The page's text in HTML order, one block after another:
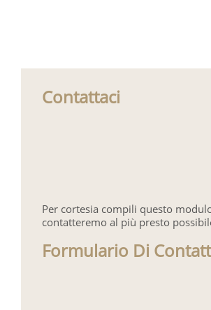
Contattaci
Per cortesia compili questo
contatteremo al più presto
Formulario Di